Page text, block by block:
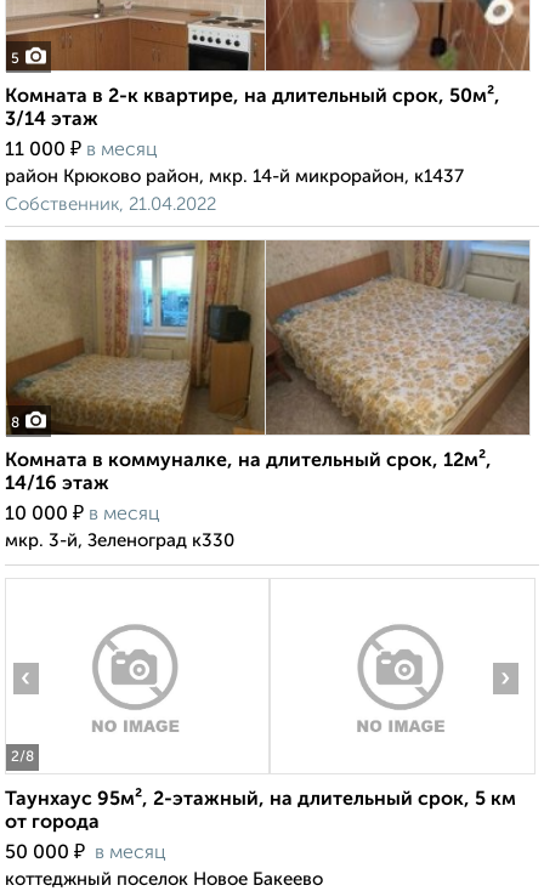
5
Комната в 2-к квартире, на длительный срок, 50м²,
3/14 этаж
11 000 ₽ в месяц
район Крюково район, мкр. 14-й микрорайон, к1437
Собственник, 21.04.2022
8
Комната в коммуналке, на длительный срок, 12м²,
14/16 этаж
10 000 ₽ в месяц
мкр. 3-й, Зеленоград к330
2/8
‹ ›
Таунхаус 95м², 2-этажный, на длительный срок, 5 км
от города
50 000 ₽ в месяц
коттеджный поселок Новое Бакеево